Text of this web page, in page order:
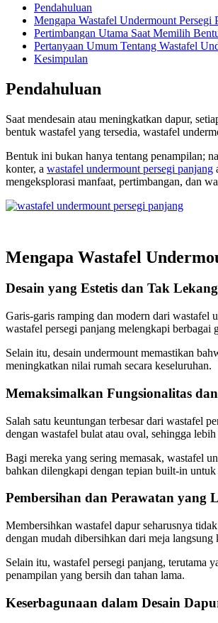
Pendahuluan
Mengapa Wastafel Undermount Persegi
Pertimbangan Utama Saat Memilih
Pertanyaan Umum Tentang Wastafel
Kesimpulan
Pendahuluan
Saat mendesain atau meningkatkan dapur,
bentuk wastafel yang tersedia, wastafel
Bentuk ini bukan hanya tentang penampilan;
konter, a wastafel undermount persegi panjang
mengeksplorasi manfaat, pertimbangan, dan
Mengapa Wastafel
Desain yang Estetis dan Tak
Garis-garis ramping dan modern dari wastafel
wastafel persegi panjang melengkapi berbagai
Selain itu, desain undermount memastikan
meningkatkan nilai rumah secara keseluruhan.
Memaksimalkan Fungsionalitas
Salah satu keuntungan terbesar dari wastafel
dengan wastafel bulat atau oval, sehingga
Bagi mereka yang sering memasak, wastafel
bahkan dilengkapi dengan tepian built-in
Pembersihan dan Perawatan yang
Membersihkan wastafel dapur seharusnya
dengan mudah dibersihkan dari meja
Selain itu, wastafel persegi panjang, terutama
penampilan yang bersih dan tahan lama.
Keserbagunaan dalam Desain